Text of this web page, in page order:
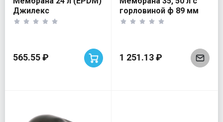
Джилекс
565.55 ₽
горловиной ф 89 мм
1 251.13 ₽